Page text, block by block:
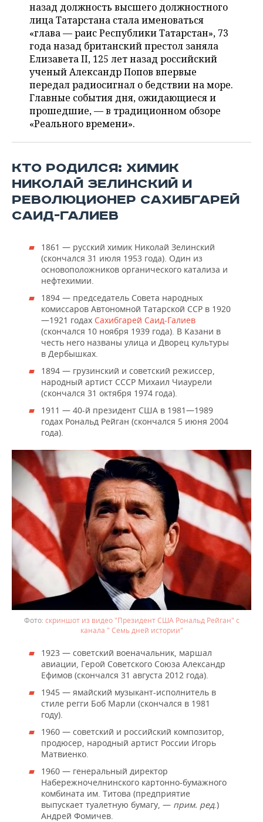
КИБЕРСПОРТ
ФИГУРНОЕ КАТАНИЕ
ВОДНЫЕ ВИДЫ СПОРТА
ХОККЕЙ С МЯЧОМ
КУЛЬТУРА
МЕДИЦИНА
ОБРАЗОВАНИЕ
ПРОИСШЕСТВИЯ
СПИСОК КОМПАНИЙ
назад должность высшего должностного
лица Татарстана стала именоваться
«глава — раис Республики Татарстан», 73
года назад британский престол заняла
Елизавета II, 125 лет назад российский
ученый Александр Попов впервые
передал радиосигнал о бедствии на море.
Главные события дня, ожидающиеся и
прошедшие, — в традиционном обзоре
«Реального времени».
КТО РОДИЛСЯ: ХИМИК
НИКОЛАЙ ЗЕЛИНСКИЙ И
РЕВОЛЮЦИОНЕР САХИБГАРЕЙ
САИД-ГАЛИЕВ
1861 — русский химик Николай Зелинский
(скончался 31 июля 1953 года). Один из
основоположников органического катализа и
нефтехимии.
1894 — председатель Совета народных
комиссаров Автономной Татарской ССР в 1920
—1921 годах Сахибгарей Саид-Галиев
(скончался 10 ноября 1939 года). В Казани в
честь него названы улица и Дворец культуры
в Дербышках.
1894 — грузинский и советский режиссер,
народный артист СССР Михаил Чиаурели
(скончался 31 октября 1974 года).
1911 — 40-й президент США в 1981—1989
годах Рональд Рейган (скончался 5 июня 2004
года).
скриншот из видео "Президент США Рональд Рейган" с
канала " Семь дней истории"
1923 — советский военачальник, маршал
авиации, Герой Советского Союза Александр
Ефимов (скончался 31 августа 2012 года).
1945 — ямайский музыкант-исполнитель в
стиле регги Боб Марли (скончался в 1981
году).
1960 — советский и российский композитор,
продюсер, народный артист России Игорь
Матвиенко.
1960 — генеральный директор
Набережночелнинского картонно-бумажного
комбината им. Титова (предприятие
выпускает туалетную бумагу, — прим. ред.)
Андрей Фомичев.